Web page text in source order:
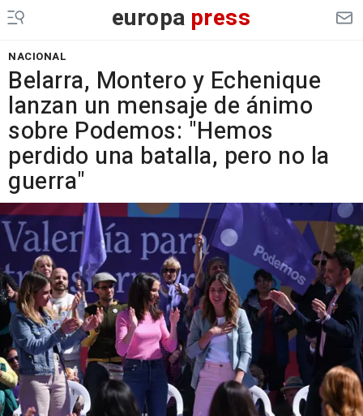
europa press
NACIONAL
Belarra, Montero y Echenique
lanzan un mensaje de ánimo
sobre Podemos: "Hemos
perdido una batalla, pero no la
guerra"